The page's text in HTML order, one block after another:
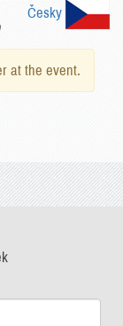
Česky
at the event.